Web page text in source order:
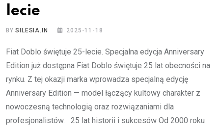
lecie
BYSILESIA.IN 2025-11-18
Fiat Doblo świętuje 25-lecie. Specjalna edycja Anniversary
Edition już dostępna Fiat Doblo świętuje 25 lat obecności na
rynku. Z tej okazji marka wprowadza specjalną edycję
Anniversary Edition — model łączący kultowy charakter z
nowoczesną technologią oraz rozwiązaniami dla
profesjonalistów. 25 lat historii i sukcesów Od 2000 roku